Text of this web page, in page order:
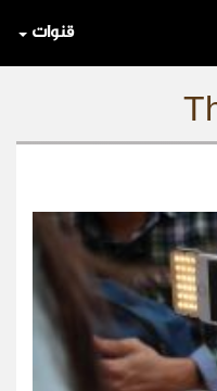
قنوات